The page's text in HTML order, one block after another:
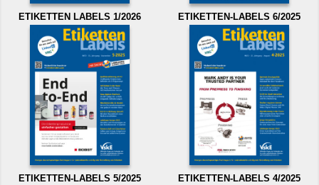
ETIKETTEN LABELS 1/2026 ETIKETTEN-LABELS 6/2025
ETIKETTEN-LABELS 5/2025 ETIKETTEN-LABELS 4/2025